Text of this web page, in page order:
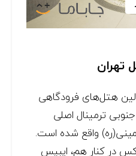
تهران
هتل‌های فرودگاهی
ترمینال اصلی
واقع شده است.
در کنار هم، ایبیس